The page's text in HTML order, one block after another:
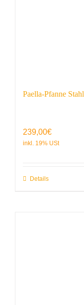
Paella-Pfanne
239,00€
Details